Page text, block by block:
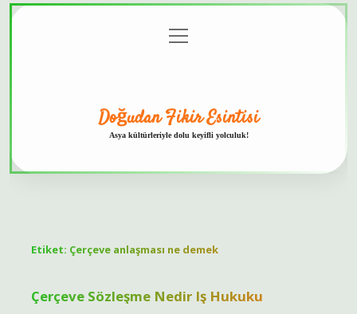
menüyü
aç
Doğudan Fikir Esintisi
Asya kültürleriyle dolu keyifli yolculuk!
Etiket: Çerçeve anlaşması ne demek
Çerçeve Sözleşme Nedir Iş Hukuku